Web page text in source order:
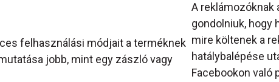
A reklámozóknak
gondolniuk, hogy
mire költenek a
hatálybalépése
Facebookon való
felhasználási módjait a terméknek
jobb, mint egy zászló vagy